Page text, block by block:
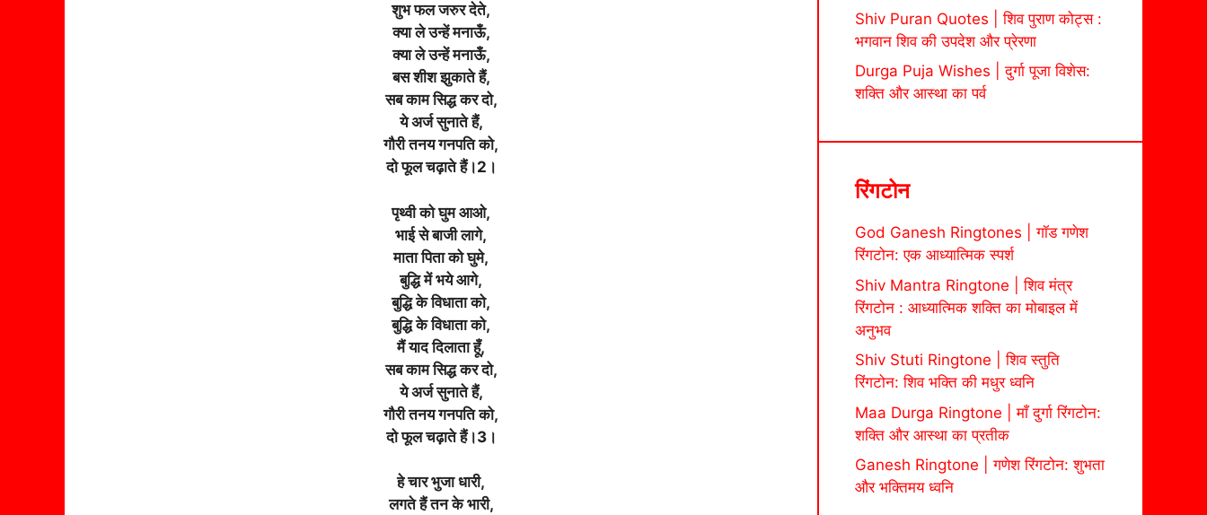
शुभ फल जरुर देते,
क्या ले उन्हें मनाऊँ,
क्या ले उन्हें मनाऊँ,
बस शीश झुकाते हैं,
सब काम सिद्ध कर दो,
ये अर्ज सुनाते हैं,
गौरी तनय गनपति को,
दो फूल चढ़ाते हैं।2।
पृथ्वी को घुम आओ,
भाई से बाजी लागे,
माता पिता को घुमे,
बुद्धि में भये आगे,
बुद्धि के विधाता को,
बुद्धि के विधाता को,
मैं याद दिलाता हूँ,
सब काम सिद्ध कर दो,
ये अर्ज सुनाते हैं,
गौरी तनय गनपति को,
दो फूल चढ़ाते हैं।3।
हे चार भुजा धारी,
लगते हैं तन के भारी,
Shiv Puran Quotes | शिव पुराण कोट्स :
भगवान शिव की उपदेश और प्रेरणा
Durga Puja Wishes | दुर्गा पूजा विशेस:
शक्ति और आस्था का पर्व
रिंगटोन
God Ganesh Ringtones | गॉड गणेश
रिंगटोन: एक आध्यात्मिक स्पर्श
Shiv Mantra Ringtone | शिव मंत्र
रिंगटोन : आध्यात्मिक शक्ति का मोबाइल में
अनुभव
Shiv Stuti Ringtone | शिव स्तुति
रिंगटोन: शिव भक्ति की मधुर ध्वनि
Maa Durga Ringtone | माँ दुर्गा रिंगटोन:
शक्ति और आस्था का प्रतीक
Ganesh Ringtone | गणेश रिंगटोन: शुभता
और भक्तिमय ध्वनि